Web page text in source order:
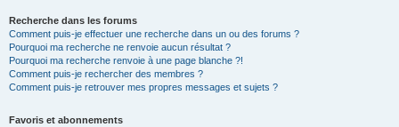
Recherche dans les forums
Comment puis-je effectuer une recherche dans un ou des forums ?
Pourquoi ma recherche ne renvoie aucun résultat ?
Pourquoi ma recherche renvoie à une page blanche ?!
Comment puis-je rechercher des membres ?
Comment puis-je retrouver mes propres messages et sujets ?
Favoris et abonnements